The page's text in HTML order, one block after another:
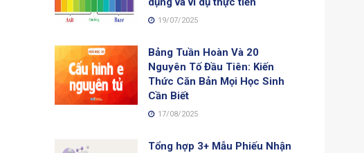
19/07/2025
Bảng Tuần Hoàn Và 20
Nguyên Tố Đầu Tiên: Kiến
Thức Căn Bản Mọi Học Sinh
Cần Biết
17/08/2025
Tổng hợp 3+ Mẫu Phiếu Nhận